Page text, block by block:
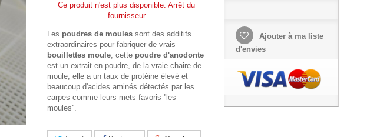
Ce produit n'est plus disponible. Arrêt du
fournisseur
Les poudres de moules sont des additifs
extraordinaires pour fabriquer de vrais
bouillettes moule, cette poudre d'anodonte
est un extrait en poudre, de la vraie chaire de
moule, elle a un taux de protéine élevé et
beaucoup d'acides aminés détectés par les
carpes comme leurs mets favoris ''les
moules''.
Ajouter à ma liste
d'envies